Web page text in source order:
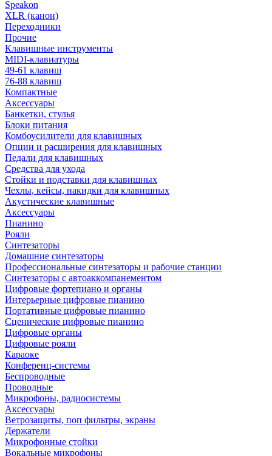
Speakon
XLR (канон)
Переходники
Прочие
Клавишные инструменты
MIDI-клавиатуры
49-61 клавиш
76-88 клавиш
Компактные
Аксессуары
Банкетки, стулья
Блоки питания
Комбоусилители для клавишных
Опции и расширения для клавишных
Педали для клавишных
Средства для ухода
Стойки и подставки для клавишных
Чехлы, кейсы, накидки для клавишных
Акустические клавишные
Аксессуары
Пианино
Рояли
Синтезаторы
Домашние синтезаторы
Профессиональные синтезаторы и рабочие станции
Синтезаторы с автоаккомпанементом
Цифровые фортепиано и органы
Интерьерные цифровые пианино
Портативные цифровые пианино
Сценические цифровые пианино
Цифровые органы
Цифровые рояли
Караоке
Конференц-системы
Беспроводные
Проводные
Микрофоны, радиосистемы
Аксессуары
Ветрозащиты, поп фильтры, экраны
Держатели
Микрофонные стойки
Вокальные микрофоны